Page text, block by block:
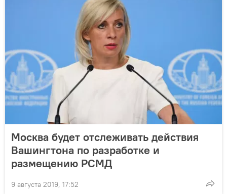
Москва будет отслеживать действия
Вашингтона по разработке и
размещению РСМД
9 августа 2019, 17:52